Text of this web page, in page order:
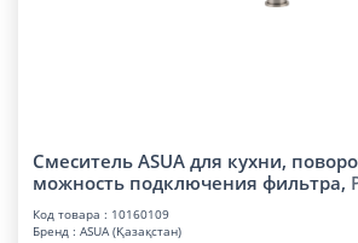
Смеситель ASUA для кухни,
можность подключения фильтра,
Код товара : 10160109
Бренд : ASUA (Қазақстан)